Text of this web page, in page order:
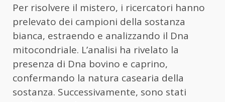
Per risolvere il mistero, i ricercatori hanno
prelevato dei campioni della sostanza
bianca, estraendo e analizzando il Dna
mitocondriale. L’analisi ha rivelato la
presenza di Dna bovino e caprino,
confermando la natura casearia della
sostanza. Successivamente, sono stati